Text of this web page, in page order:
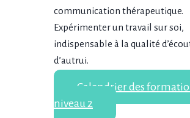
communication thérapeutique.
Expérimenter un travail sur soi,
indispensable à la qualité
d’autrui.
Calendrier des
niveau 2